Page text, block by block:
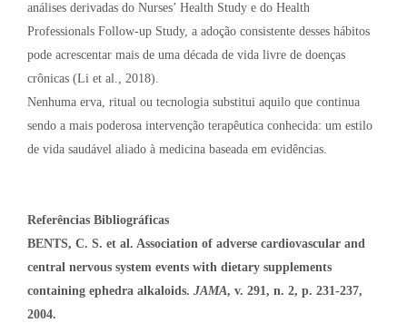
análises derivadas do Nurses’ Health Study e do Health
Professionals Follow-up Study, a adoção consistente desses hábitos
pode acrescentar mais de uma década de vida livre de doenças
crônicas (Li et al., 2018).
Nenhuma erva, ritual ou tecnologia substitui aquilo que continua
sendo a mais poderosa intervenção terapêutica conhecida: um estilo
de vida saudável aliado à medicina baseada em evidências.
Referências Bibliográficas
BENTS, C. S. et al. Association of adverse cardiovascular and
central nervous system events with dietary supplements
containing ephedra alkaloids. JAMA, v. 291, n. 2, p. 231-237,
2004.